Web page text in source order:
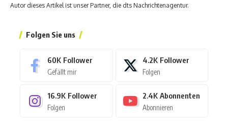
Autor dieses Artikel ist unser Partner, die dts Nachrichtenagentur.
Folgen Sie uns
60K Follower
Gefällt mir
4.2K Follower
Folgen
16.9K Follower
Folgen
2.4K Abonnenten
Abonnieren